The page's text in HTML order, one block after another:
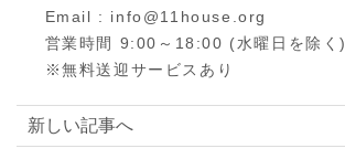
Email : info@11house.org
営業時間 9:00～18:00 (水曜日を除く)
※無料送迎サービスあり
新しい記事へ